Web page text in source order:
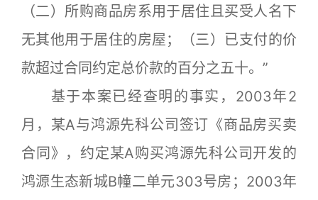
（二）所购商品房系用于居住且买受人名下
无其他用于居住的房屋；（三）已支付的价
款超过合同约定总价款的百分之五十。”
基于本案已经查明的事实，2003年2
月，某A与鸿源先科公司签订《商品房买卖
合同》，约定某A购买鸿源先科公司开发的
鸿源生态新城B幢二单元303号房；2003年